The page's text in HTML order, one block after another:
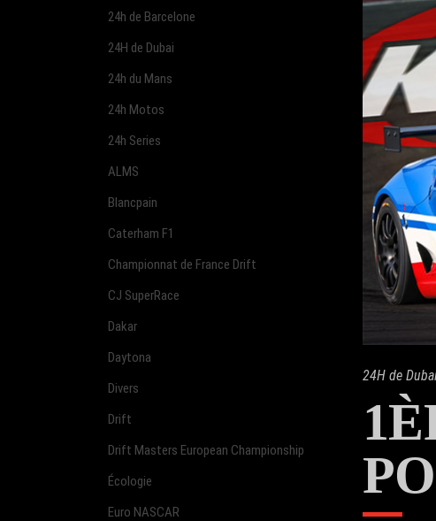
24H de
24h de Barcelone
24H de Dubai
24h du Mans
24h Motos
24h Series
ALMS
Blancpain
Caterham F1
Championnat de France Drift
CJ SuperRace
Dakar
Daytona
Divers
Drift
Drift Masters European Championship
Écologie
Euro NASCAR